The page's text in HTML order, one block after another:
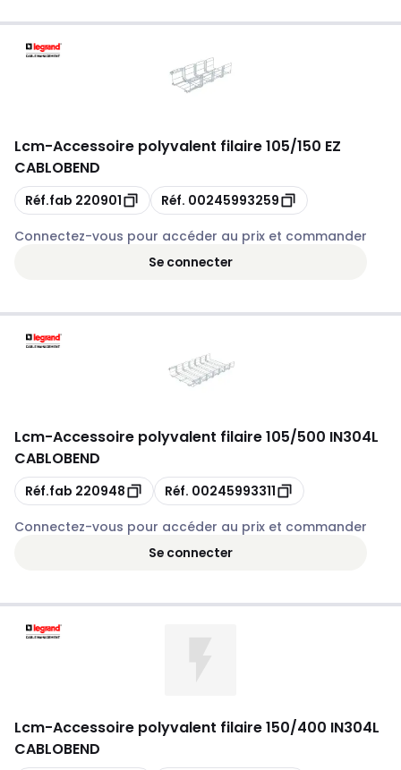
Lcm-Accessoire polyvalent filaire 105/150 EZ
CABLOBEND
Copie
Réf.fab 220901 Copie
Réf. 00245993259
Connectez-vous pour accéder au prix et commander
Se connecter
Lcm-Accessoire polyvalent filaire 105/500 IN304L
CABLOBEND
Copie
Réf.fab 220948 Copie
Réf. 00245993311
Connectez-vous pour accéder au prix et commander
Se connecter
Lcm-Accessoire polyvalent filaire 150/400 IN304L
CABLOBEND